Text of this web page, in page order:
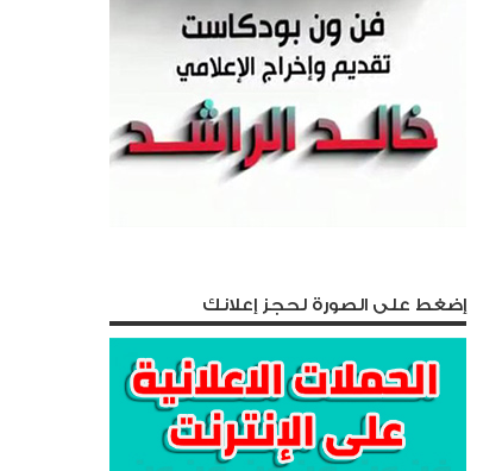
إضغط على الصورة لحجز إعلانك